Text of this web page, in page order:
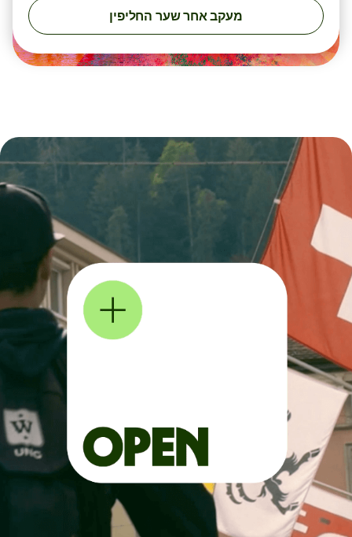
מעקב אחר שער החליפין